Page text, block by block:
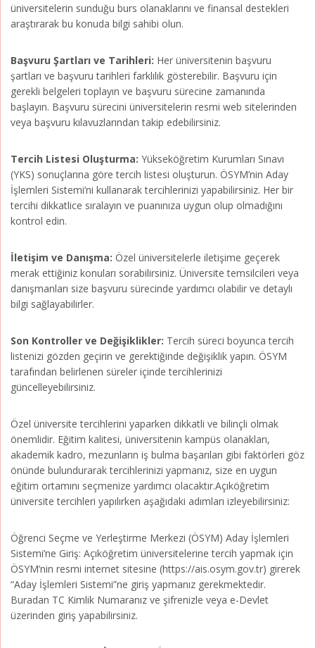
üniversitelerin sunduğu burs olanaklarını ve finansal destekleri
araştırarak bu konuda bilgi sahibi olun.
Başvuru Şartları ve Tarihleri: Her üniversitenin başvuru
şartları ve başvuru tarihleri farklılık gösterebilir. Başvuru için
gerekli belgeleri toplayın ve başvuru sürecine zamanında
başlayın. Başvuru sürecini üniversitelerin resmi web sitelerinden
veya başvuru kılavuzlarından takip edebilirsiniz.
Tercih Listesi Oluşturma: Yükseköğretim Kurumları Sınavı
(YKS) sonuçlarına göre tercih listesi oluşturun. ÖSYM’nin Aday
İşlemleri Sistemi’ni kullanarak tercihlerinizi yapabilirsiniz. Her bir
tercihi dikkatlice sıralayın ve puanınıza uygun olup olmadığını
kontrol edin.
İletişim ve Danışma: Özel üniversitelerle iletişime geçerek
merak ettiğiniz konuları sorabilirsiniz. Üniversite temsilcileri veya
danışmanları size başvuru sürecinde yardımcı olabilir ve detaylı
bilgi sağlayabilirler.
Son Kontroller ve Değişiklikler: Tercih süreci boyunca tercih
listenizi gözden geçirin ve gerektiğinde değişiklik yapın. ÖSYM
tarafından belirlenen süreler içinde tercihlerinizi
güncelleyebilirsiniz.
Özel üniversite tercihlerini yaparken dikkatli ve bilinçli olmak
önemlidir. Eğitim kalitesi, üniversitenin kampüs olanakları,
akademik kadro, mezunların iş bulma başarıları gibi faktörleri göz
önünde bulundurarak tercihlerinizi yapmanız, size en uygun
eğitim ortamını seçmenize yardımcı olacaktır.Açıköğretim
üniversite tercihleri yapılırken aşağıdaki adımları izleyebilirsiniz:
Öğrenci Seçme ve Yerleştirme Merkezi (ÖSYM) Aday İşlemleri
Sistemi’ne Giriş: Açıköğretim üniversitelerine tercih yapmak için
ÖSYM’nin resmi internet sitesine (https://ais.osym.gov.tr) girerek
“Aday İşlemleri Sistemi”ne giriş yapmanız gerekmektedir.
Buradan TC Kimlik Numaranız ve şifrenizle veya e-Devlet
üzerinden giriş yapabilirsiniz.